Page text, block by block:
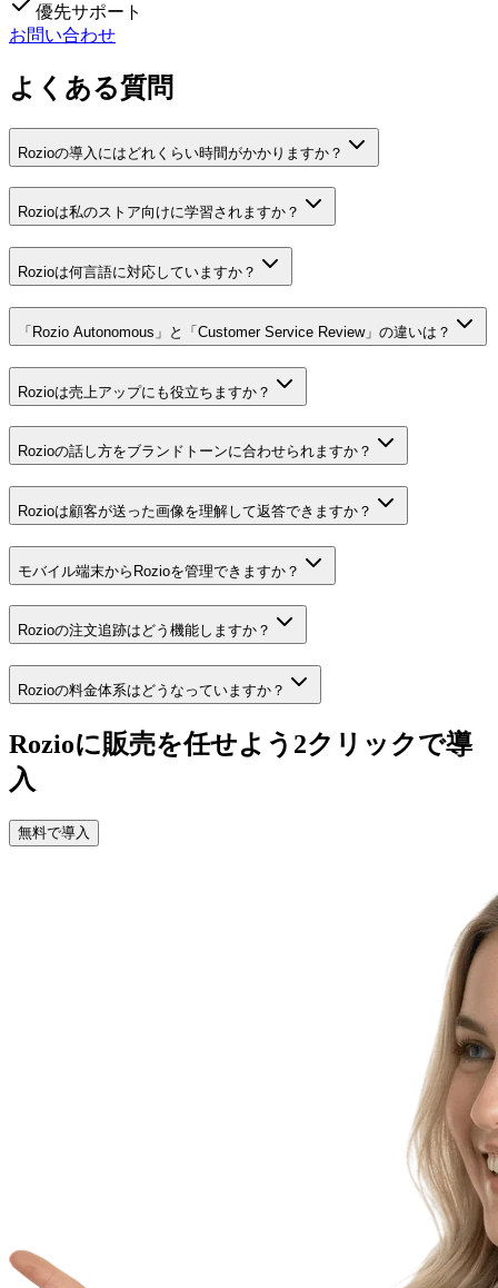
優先サポート
お問い合わせ
よくある質問
Rozioの導入にはどれくらい時間がかかりますか？
Rozioは私のストア向けに学習されますか？
Rozioは何言語に対応していますか？
「Rozio Autonomous」と「Customer Service Review」の違いは？
Rozioは売上アップにも役立ちますか？
Rozioの話し方をブランドトーンに合わせられますか？
Rozioは顧客が送った画像を理解して返答できますか？
モバイル端末からRozioを管理できますか？
Rozioの注文追跡はどう機能しますか？
Rozioの料金体系はどうなっていますか？
Rozioに販売を任せよう 2クリックで導
入
無料で導入